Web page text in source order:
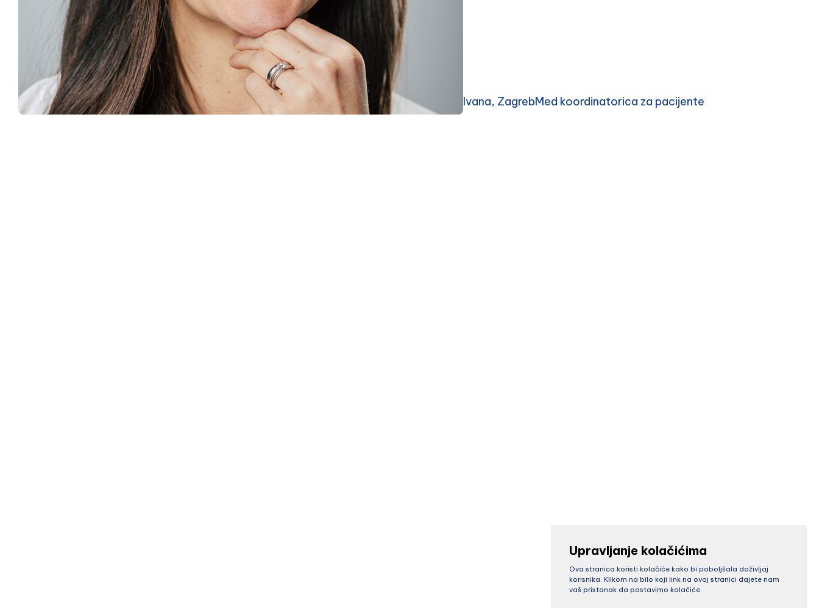
Ivana, ZagrebMed koordinatorica za pacijente
Upravljanje kolačićima
Ova stranica koristi kolačiće kako bi poboljšala doživljaj
korisnika. Klikom na bilo koji link na ovoj stranici dajete nam
vaš pristanak da postavimo kolačiće.